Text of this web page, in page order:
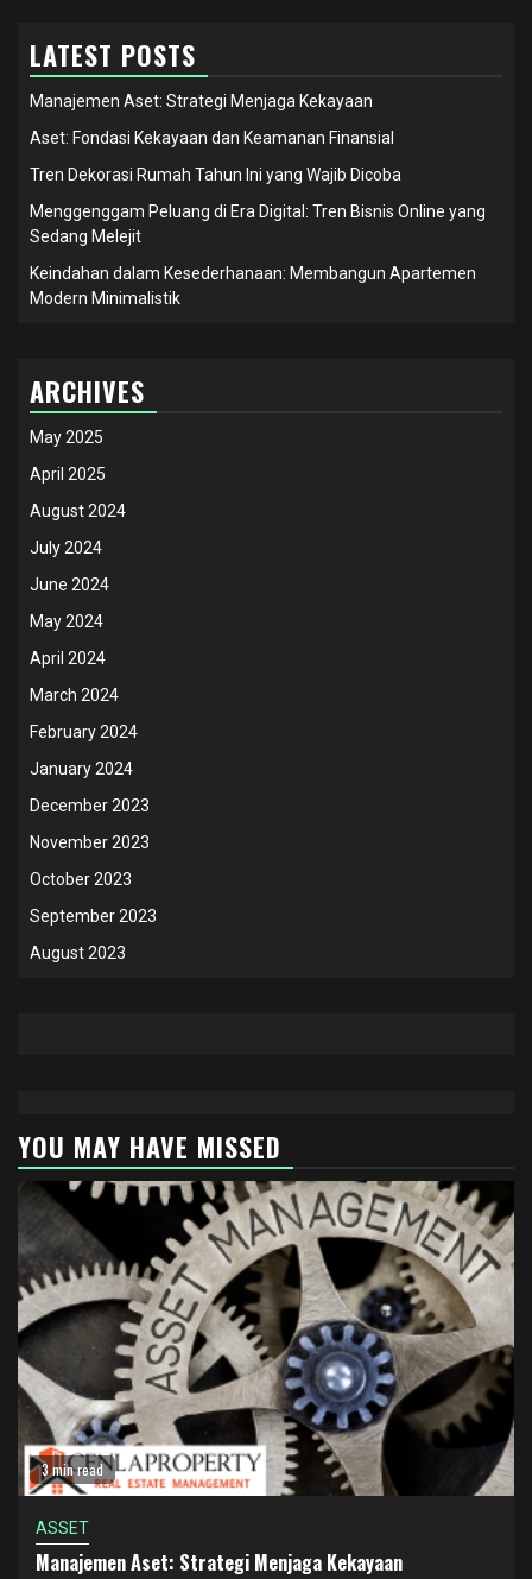
LATEST POSTS
Manajemen Aset: Strategi Menjaga Kekayaan
Aset: Fondasi Kekayaan dan Keamanan Finansial
Tren Dekorasi Rumah Tahun Ini yang Wajib Dicoba
Menggenggam Peluang di Era Digital: Tren Bisnis Online yang
Sedang Melejit
Keindahan dalam Kesederhanaan: Membangun Apartemen
Modern Minimalistik
ARCHIVES
May 2025
April 2025
August 2024
July 2024
June 2024
May 2024
April 2024
March 2024
February 2024
January 2024
December 2023
November 2023
October 2023
September 2023
August 2023
YOU MAY HAVE MISSED
3 min read
ASSET
Manajemen Aset: Strategi Menjaga Kekayaan